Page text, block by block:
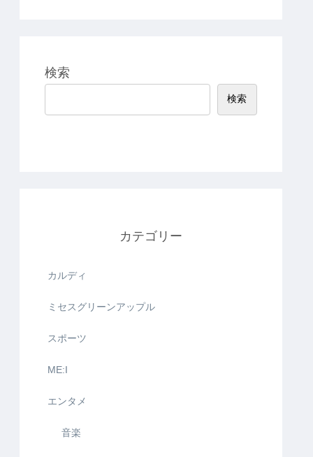
検索
検索
カテゴリー
カルディ
ミセスグリーンアップル
スポーツ
ME:I
エンタメ
音楽